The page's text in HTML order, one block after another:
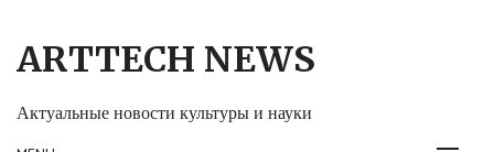
content
ARTTECH NEWS
Актуальные новости культуры и науки